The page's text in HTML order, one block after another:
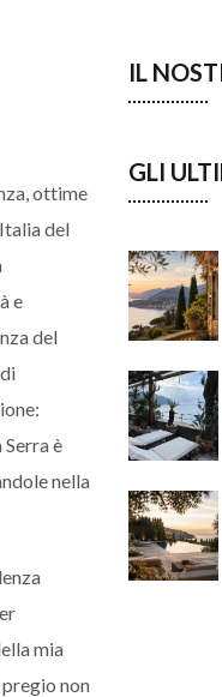
ottime
del
e
del
è
nella
mia
non
IL
GLI